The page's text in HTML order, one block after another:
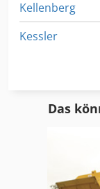
Kellenberg
Kessler
Kuehltanks
Das